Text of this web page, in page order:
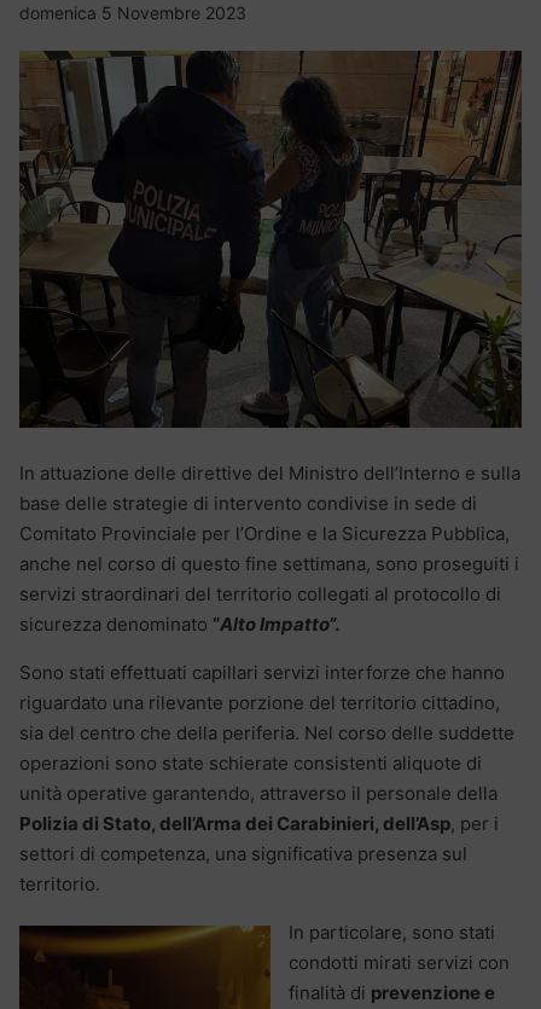
domenica 5 Novembre 2023
In attuazione delle direttive del Ministro dell’Interno e sulla
base delle strategie di intervento condivise in sede di
Comitato Provinciale per l’Ordine e la Sicurezza Pubblica,
anche nel corso di questo fine settimana, sono proseguiti i
servizi straordinari del territorio collegati al protocollo di
sicurezza denominato “Alto Impatto”.
Sono stati effettuati capillari servizi interforze che hanno
riguardato una rilevante porzione del territorio cittadino,
sia del centro che della periferia. Nel corso delle suddette
operazioni sono state schierate consistenti aliquote di
unità operative garantendo, attraverso il personale della
Polizia di Stato, dell’Arma dei Carabinieri, dell’Asp, per i
settori di competenza, una significativa presenza sul
territorio.
In particolare, sono stati
condotti mirati servizi con
finalità di prevenzione e